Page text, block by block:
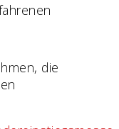
die